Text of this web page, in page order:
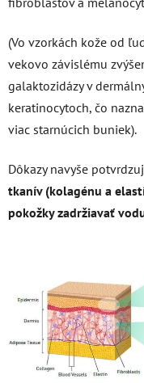
(Vo vzorkách kože od
vekovo závislému
galaktozidázy v
keratinocytoch, čo
viac starnúcich buniek).
Dôkazy navyše
tkanív (kolagénu a
pokožky zadržiavať